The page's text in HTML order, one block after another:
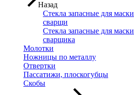
Назад
Стекла запасные для маски
сварщи
Стекла запасные для маски
сварщика
Молотки
Ножницы по металлу
Отвертки
Пассатижи, плоскогубцы
Скобы